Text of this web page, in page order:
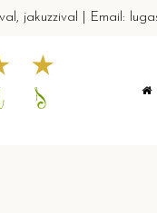
jakuzzival | Email: